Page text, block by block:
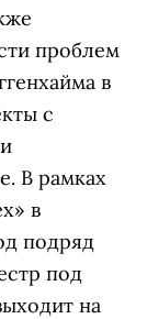
проблем
в
с
В рамках
в
подряд
под
на